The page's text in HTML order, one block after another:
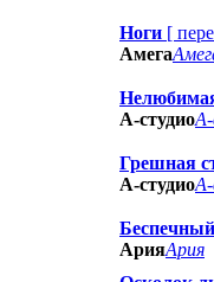
Ноги [
Амега
А-студио
Грешная
А-студио
АрияАрия